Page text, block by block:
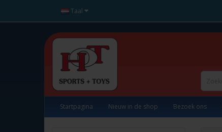
Taal
Startpagina Nieuw in de shop Bezoek ons